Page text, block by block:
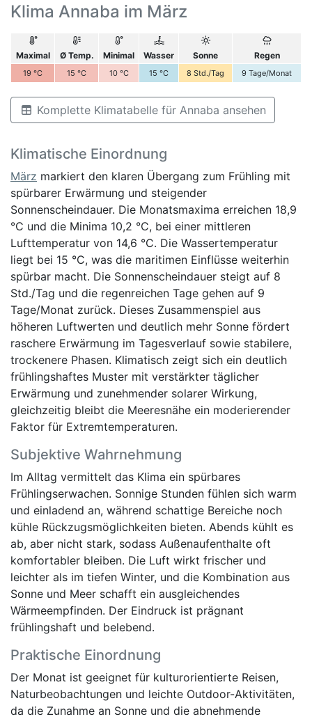
Klima Annaba im März
Maximal Ø Temp. Minimal Wasser Sonne Regen
19 °C 15 °C 10 °C 15 °C 8 Std./Tag 9 Tage/Monat
Komplette Klimatabelle für Annaba ansehen
Klimatische Einordnung
März markiert den klaren Übergang zum Frühling mit
spürbarer Erwärmung und steigender
Sonnenscheindauer. Die Monatsmaxima erreichen 18,9
°C und die Minima 10,2 °C, bei einer mittleren
Lufttemperatur von 14,6 °C. Die Wassertemperatur
liegt bei 15 °C, was die maritimen Einflüsse weiterhin
spürbar macht. Die Sonnenscheindauer steigt auf 8
Std./Tag und die regenreichen Tage gehen auf 9
Tage/Monat zurück. Dieses Zusammenspiel aus
höheren Luftwerten und deutlich mehr Sonne fördert
raschere Erwärmung im Tagesverlauf sowie stabilere,
trockenere Phasen. Klimatisch zeigt sich ein deutlich
frühlingshaftes Muster mit verstärkter täglicher
Erwärmung und zunehmender solarer Wirkung,
gleichzeitig bleibt die Meeresnähe ein moderierender
Faktor für Extremtemperaturen.
Subjektive Wahrnehmung
Im Alltag vermittelt das Klima ein spürbares
Frühlingserwachen. Sonnige Stunden fühlen sich warm
und einladend an, während schattige Bereiche noch
kühle Rückzugsmöglichkeiten bieten. Abends kühlt es
ab, aber nicht stark, sodass Außenaufenthalte oft
komfortabler bleiben. Die Luft wirkt frischer und
leichter als im tiefen Winter, und die Kombination aus
Sonne und Meer schafft ein ausgleichendes
Wärmeempfinden. Der Eindruck ist prägnant
frühlingshaft und belebend.
Praktische Einordnung
Der Monat ist geeignet für kulturorientierte Reisen,
Naturbeobachtungen und leichte Outdoor-Aktivitäten,
da die Zunahme an Sonne und die abnehmende